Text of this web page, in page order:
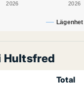
Lägenhet
2026
2026
Hultsfred
Total